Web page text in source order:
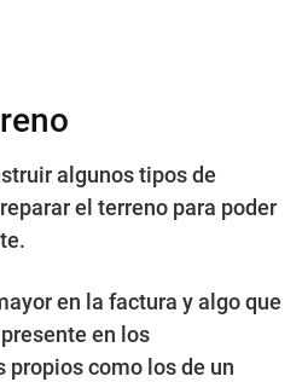
algunos tipos de
el terreno para poder
en la factura y algo que
en los
propios como los de un